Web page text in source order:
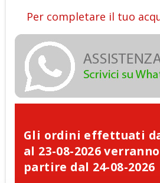
Per completare il tuo
Gli ordini effettuati
al 23-08-2026
partire dal 24-08-2026